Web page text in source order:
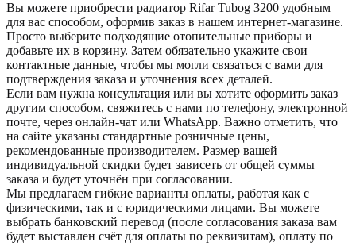
Вы можете приобрести радиатор Rifar Tubog 3200 удобным
для вас способом, оформив заказ в нашем интернет-магазине.
Просто выберите подходящие отопительные приборы и
добавьте их в корзину. Затем обязательно укажите свои
контактные данные, чтобы мы могли связаться с вами для
подтверждения заказа и уточнения всех деталей.
Если вам нужна консультация или вы хотите оформить заказ
другим способом, свяжитесь с нами по телефону, электронной
почте, через онлайн-чат или WhatsApp. Важно отметить, что
на сайте указаны стандартные розничные цены,
рекомендованные производителем. Размер вашей
индивидуальной скидки будет зависеть от общей суммы
заказа и будет уточнён при согласовании.
Мы предлагаем гибкие варианты оплаты, работая как с
физическими, так и с юридическими лицами. Вы можете
выбрать банковский перевод (после согласования заказа вам
будет выставлен счёт для оплаты по реквизитам), оплату по